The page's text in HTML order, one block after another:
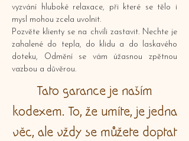
vyzvání hluboké relaxace, při které se tělo i
mysl mohou zcela uvolnit.
Pozvěte klienty se na chvíli zastavit. Nechte je
zahalené do tepla, do klidu a do laskavého
doteku, Odmění se vám úžasnou zpětnou
vazbou a důvěrou.
Tato garance je naším
kodexem. To, že umíte, je jedna
věc, ale vždy se můžete doptat